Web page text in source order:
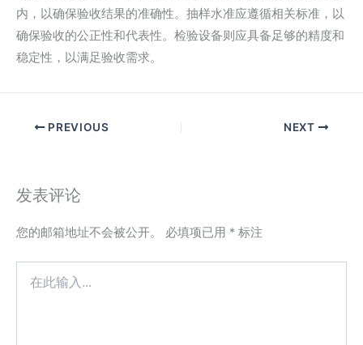
内，以确保验收结果的准确性。抽样水准应遵循相关标准，以
确保验收的公正性和代表性。检验设备则应具备足够的精度和
稳定性，以满足验收需求。
PREVIOUS NEXT
发表评论
您的邮箱地址不会被公开。 必填项已用 * 标注